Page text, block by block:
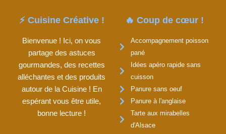
⚡ Cuisine Créative !
Bienvenue ! Ici, on vous
partage des astuces
gourmandes, des recettes
alléchantes et des produits
autour de la Cuisine ! En
espérant vous être utile,
bonne lecture !
🔥 Coup de cœur !
Accompagnement poisson
pané
Idées apéro rapide sans
cuisson
Panure sans oeuf
Panure à l'anglaise
Tarte aux mirabelles
d'Alsace